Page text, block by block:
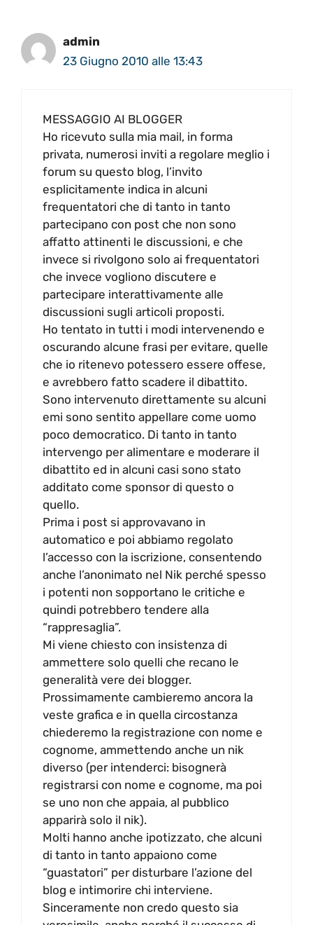
admin
23 Giugno 2010 alle 13:43
MESSAGGIO AI BLOGGER
Ho ricevuto sulla mia mail, in forma
privata, numerosi inviti a regolare meglio i
forum su questo blog, l’invito
esplicitamente indica in alcuni
frequentatori che di tanto in tanto
partecipano con post che non sono
affatto attinenti le discussioni, e che
invece si rivolgono solo ai frequentatori
che invece vogliono discutere e
partecipare interattivamente alle
discussioni sugli articoli proposti.
Ho tentato in tutti i modi intervenendo e
oscurando alcune frasi per evitare, quelle
che io ritenevo potessero essere offese,
e avrebbero fatto scadere il dibattito.
Sono intervenuto direttamente su alcuni
emi sono sentito appellare come uomo
poco democratico. Di tanto in tanto
intervengo per alimentare e moderare il
dibattito ed in alcuni casi sono stato
additato come sponsor di questo o
quello.
Prima i post si approvavano in
automatico e poi abbiamo regolato
l’accesso con la iscrizione, consentendo
anche l’anonimato nel Nik perché spesso
i potenti non sopportano le critiche e
quindi potrebbero tendere alla
“rappresaglia”.
Mi viene chiesto con insistenza di
ammettere solo quelli che recano le
generalità vere dei blogger.
Prossimamente cambieremo ancora la
veste grafica e in quella circostanza
chiederemo la registrazione con nome e
cognome, ammettendo anche un nik
diverso (per intenderci: bisognerà
registrarsi con nome e cognome, ma poi
se uno non che appaia, al pubblico
apparirà solo il nik).
Molti hanno anche ipotizzato, che alcuni
di tanto in tanto appaiono come
“guastatori” per disturbare l’azione del
blog e intimorire chi interviene.
Sinceramente non credo questo sia